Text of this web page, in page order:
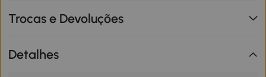
Trocas e Devoluções
Detalhes